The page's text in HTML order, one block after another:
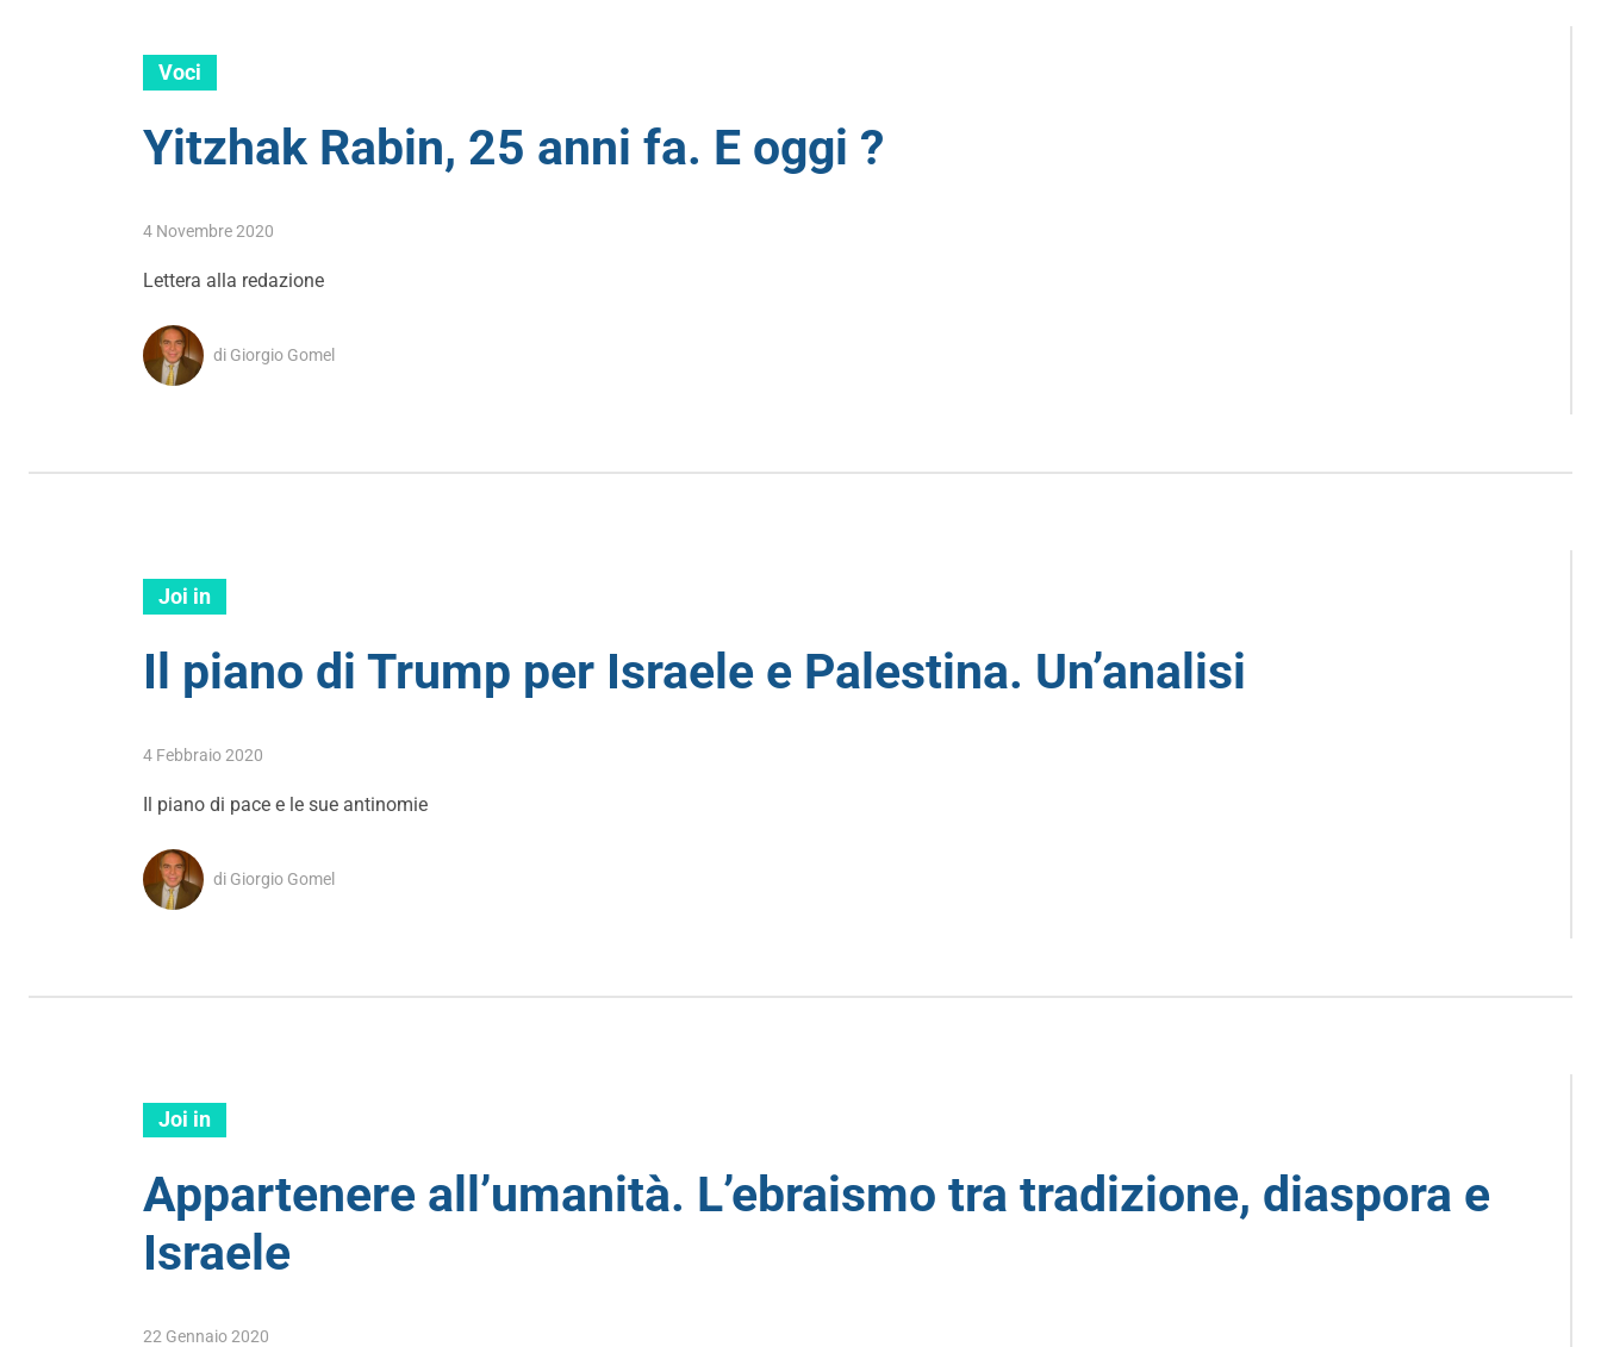
Voci
Yitzhak Rabin, 25 anni fa. E oggi ?
4 Novembre 2020
Lettera alla redazione
di Giorgio Gomel
Joi in
Il piano di Trump per Israele e Palestina. Un’analisi
4 Febbraio 2020
Il piano di pace e le sue antinomie
di Giorgio Gomel
Joi in
Appartenere all’umanità. L’ebraismo tra tradizione, diaspora e
Israele
22 Gennaio 2020